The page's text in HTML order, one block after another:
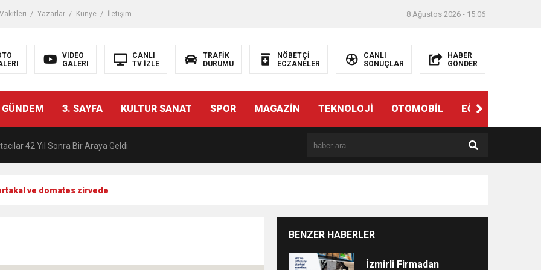
Yazarlar Künye İletişim 8 Ağustos 2026 - 15:06
VIDEO
GALERI
CANLI
TV İZLE
TRAFİK
DURUMU
NÖBETÇİ
ECZANELER
CANLI
SONUÇLAR
HABER
GÖNDER
3. SAYFA KULTUR SANAT SPOR MAGAZİN TEKNOLOJİ OTOMOBİL EĞİTİM
Tanıdığı İsim: Abdulrezak Kaldan Torbalı Yolunda
42 Yıl Sonra Bir Araya Geldi
ve domates zirvede
BENZER HABERLER
İzmirli Firmadan